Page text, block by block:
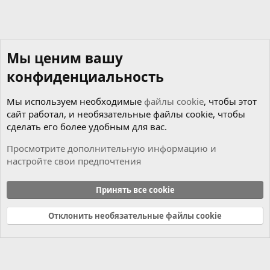
Cookies
Russian (RU)
Связь с нами
Условия и правила
Политика конфиденциальности
Справка Главная
R
Мы ценим вашу
конфиденциальность
Мы используем необходимые файлы cookie, чтобы этот
сайт работал, и необязательные файлы cookie, чтобы
сделать его более удобным для вас.
Просмотрите дополнительную информацию и
настройте свои предпочтения
Принять все cookie
Отклонить необязательные файлы cookie